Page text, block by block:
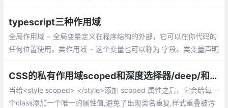
typescript三种作用域
全局作用域 − 全局变量定义在程序结构的外部，它可以在你代码的
任何位置使用。类作用域 − 这个变量也可以称为 字段。类变量声明
CSS的私有作用域scoped和深度选择器/deep/和>>>
当给<style scoped> </style>添加 scoped 属性之后，它会给每一
个class添加一个唯一的属性值,避免了出现类名重复,样式重叠被污